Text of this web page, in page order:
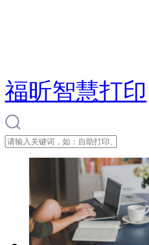
福昕智慧打印